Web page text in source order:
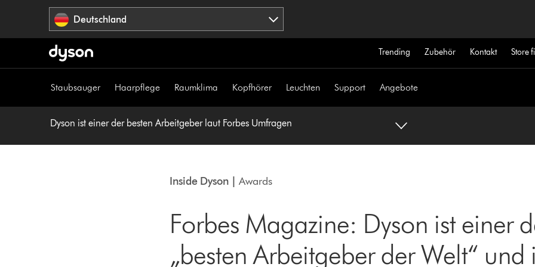
Deutschland
Trending Zubehör Kontakt Store
Staubsauger Haarpflege Raumklima Kopfhörer Leuchten Support Angebote
Dyson ist einer der besten Arbeitgeber laut Forbes Umfragen
Inside Dyson | Awards
Forbes Magazine: Dyson ist einer
„besten Arbeitgeber der Welt“ und